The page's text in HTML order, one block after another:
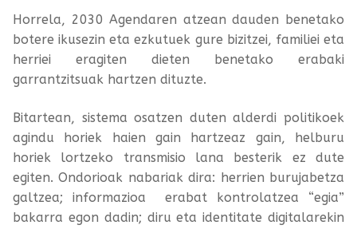
Horrela, 2030 Agendaren atzean dauden benetako
botere ikusezin eta ezkutuek gure bizitzei, familiei eta
herriei eragiten dieten benetako erabaki
garrantzitsuak hartzen dituzte.
Bitartean, sistema osatzen duten alderdi politikoek
agindu horiek haien gain hartzeaz gain, helburu
horiek lortzeko transmisio lana besterik ez dute
egiten. Ondorioak nabariak dira: herrien burujabetza
galtzea; informazioa erabat kontrolatzea “egia”
bakarra egon dadin; diru eta identitate digitalarekin